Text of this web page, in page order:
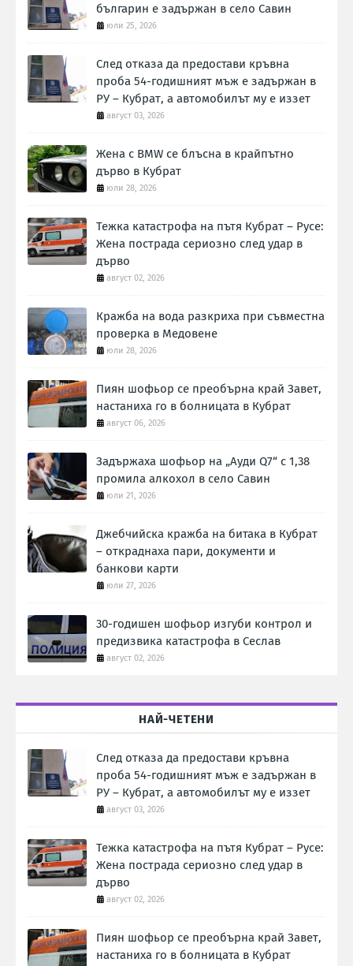
българин е задържан в село Савин
юли 25, 2026
След отказа да предостави кръвна
проба 54-годишният мъж е задържан в
РУ – Кубрат, а автомобилът му е иззет
август 03, 2026
Жена с BMW се блъсна в крайпътно
дърво в Кубрат
юли 28, 2026
Тежка катастрофа на пътя Кубрат – Русе:
Жена пострада сериозно след удар в
дърво
август 02, 2026
Кражба на вода разкриха при съвместна
проверка в Медовене
юли 28, 2026
Пиян шофьор се преобърна край Завет,
настаниха го в болницата в Кубрат
август 06, 2026
Задържаха шофьор на „Ауди Q7“ с 1,38
промила алкохол в село Савин
юли 21, 2026
Джебчийска кражба на битака в Кубрат
– откраднаха пари, документи и
банкови карти
юли 27, 2026
30-годишен шофьор изгуби контрол и
предизвика катастрофа в Сеслав
август 02, 2026
НАЙ-ЧЕТЕНИ
След отказа да предостави кръвна
проба 54-годишният мъж е задържан в
РУ – Кубрат, а автомобилът му е иззет
август 03, 2026
Тежка катастрофа на пътя Кубрат – Русе:
Жена пострада сериозно след удар в
дърво
август 02, 2026
Пиян шофьор се преобърна край Завет,
настаниха го в болницата в Кубрат